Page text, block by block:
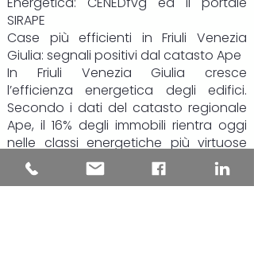
SIRAPE
Case più efficienti in Friuli Venezia
Giulia: segnali positivi dal catasto Ape
In Friuli Venezia Giulia cresce
l’efficienza energetica degli edifici.
Secondo i dati del catasto regionale
Ape, il 16% degli immobili rientra oggi
nelle classi energetiche più virtuose
(da A4 a B), il 39% si colloca nelle fasce
intermedie, mentre poco meno del